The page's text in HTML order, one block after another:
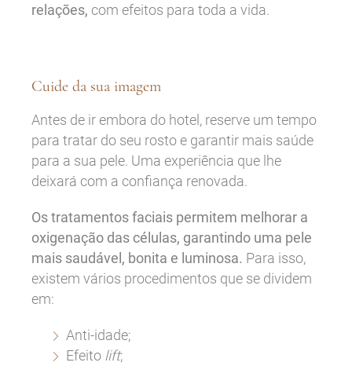
relações, com efeitos para toda a vida.
Cuide da sua imagem
Antes de ir embora do hotel, reserve um tempo
para tratar do seu rosto e garantir mais saúde
para a sua pele. Uma experiência que lhe
deixará com a confiança renovada.
Os tratamentos faciais permitem melhorar a
oxigenação das células, garantindo uma pele
mais saudável, bonita e luminosa. Para isso,
existem vários procedimentos que se dividem
em:
Anti-idade;
Efeito lift;